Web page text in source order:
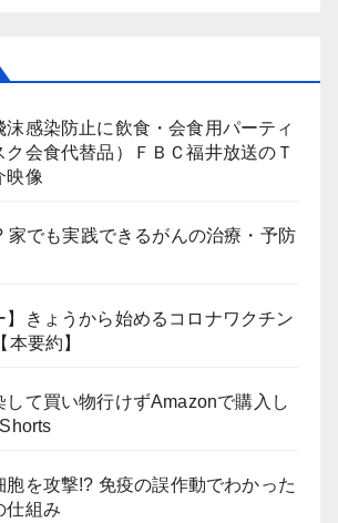
沫感染防止に飲食・会食用パーティ
ク会食代替品）ＦＢＣ福井放送のＴ
映像
家でも実践できるがんの治療・予防
】きょうから始めるコロナワクチン
要約】
して買い物行けずAmazonで購入し
胞を攻撃!? 免疫の誤作動でわかった
仕組み